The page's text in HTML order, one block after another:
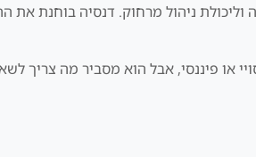
ניהול מרחוק. דנסיה בוחנת את
או פיננסי, אבל הוא מסביר מה צריך